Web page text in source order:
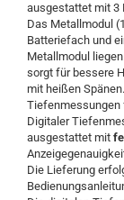
ausgestattet mit 3
Das Metallmodul
Batteriefach und
Metallmodul
sorgt für bessere
mit heißen
Tiefenmessungen
Digitaler
ausgestattet mit
Die Lieferung